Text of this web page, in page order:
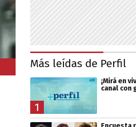
Más leídas de Perfil
1
¡Mirá en
canal con